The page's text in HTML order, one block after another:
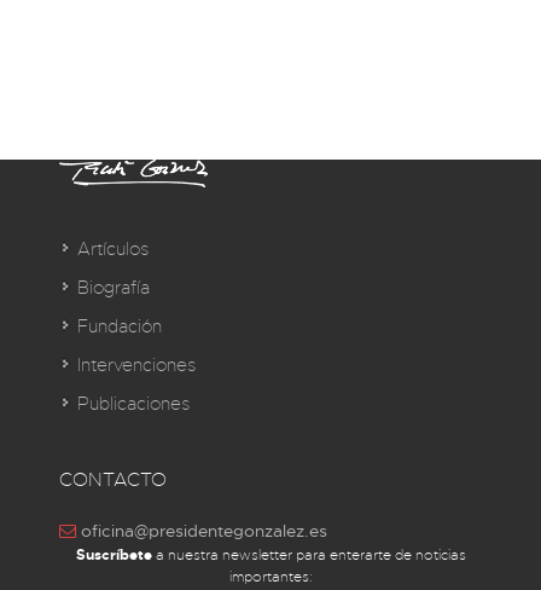
Artículos
Biografía
Fundación
Intervenciones
Publicaciones
CONTACTO
oficina@presidentegonzalez.es
Suscríbetea nuestra newsletter para enterarte de noticias
importantes: